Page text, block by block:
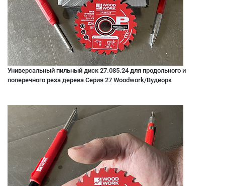
Универсальный пильный диск 27.085.24 для продольного и
поперечного реза дерева Серия 27 Woodwork/Вудворк